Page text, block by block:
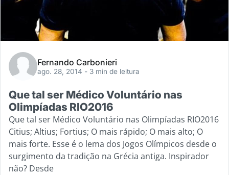
Fernando Carbonieri
ago. 28, 2014 - 3 min de leitura
Que tal ser Médico Voluntário nas
Olimpíadas RIO2016
Que tal ser Médico Voluntário nas Olimpíadas RIO2016
Citius; Altius; Fortius; O mais rápido; O mais alto; O
mais forte. Esse é o lema dos Jogos Olímpicos desde o
surgimento da tradição na Grécia antiga. Inspirador
não? Desde